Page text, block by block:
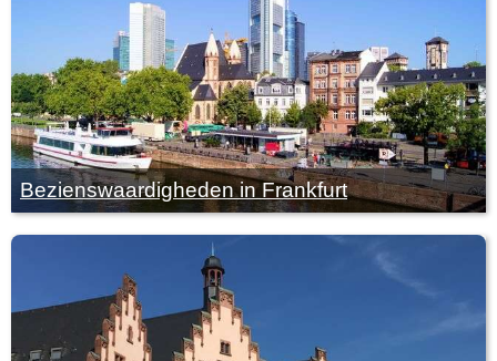
Bezienswaardigheden in Frankfurt